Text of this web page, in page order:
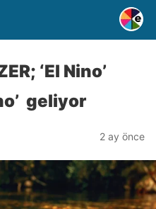
‘El Nino’
geliyor
2 ay önce